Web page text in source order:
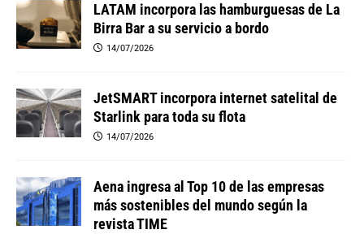
LATAM incorpora las hamburguesas de La
Birra Bar a su servicio a bordo
14/07/2026
JetSMART incorpora internet satelital de
Starlink para toda su flota
14/07/2026
Aena ingresa al Top 10 de las empresas
más sostenibles del mundo según la
revista TIME